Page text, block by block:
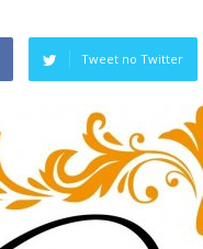
Tweet no Twitter